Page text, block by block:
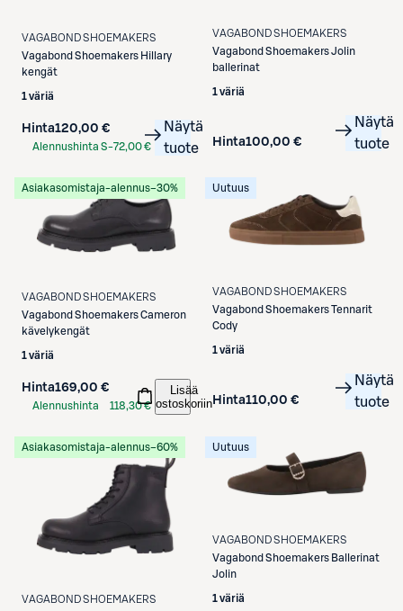
VAGABOND SHOEMAKERS
Vagabond Shoemakers Hillary
kengät
1 väriä
Hinta120,00 €
Alennushinta S-72,00 €
Näytä
tuote
VAGABOND SHOEMAKERS
Vagabond ShoemakersJolin
ballerinat
1 väriä
Hinta100,00 €
Näytä
tuote
Asiakasomistaja-alennus−30%
VAGABOND SHOEMAKERS
Vagabond ShoemakersCameron
kävelykengät
1 väriä
Hinta169,00 €
Alennushinta
118,30 €
Lisää
ostoskoriin
Uutuus
VAGABOND SHOEMAKERS
Vagabond ShoemakersTennarit
Cody
1 väriä
Hinta110,00 €
Näytä
tuote
Asiakasomistaja-alennus−60%
VAGABOND SHOEMAKERS
Uutuus
VAGABOND SHOEMAKERS
Vagabond Shoemakers Ballerinat
Jolin
1 väriä